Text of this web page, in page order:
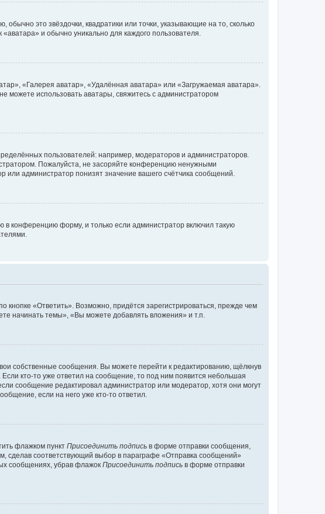
это звёздочки, квадратики или точки, указывающие на то, сколько
и обычно уникально для каждого пользователя.
«Галерея аватар», «Удалённая аватара» или «Загружаемая аватара».
можете использовать аватары, свяжитесь с администратором
пользователей: например, модераторов и администраторов.
Пожалуйста, не засоряйте конференцию ненужными
администратор понизят значение вашего счётчика сообщений.
в конференцию форму, и только если администратор включил такую
«Ответить». Возможно, придётся зарегистрироваться, прежде чем
начинать темы», «Вы можете добавлять вложения» и т.п.
собственные сообщения. Вы можете перейти к редактированию, щёлкнув
кто-то уже ответил на сообщение, то под ним появится небольшая
сообщение редактировал администратор или модератор, хотя они могут
если на него уже кто-то ответил.
флажком пункт Присоединить подпись в форме отправки сообщения,
сделав соответствующий выбор в параграфе «Отправка сообщений»
сообщениях, убрав флажок Присоединить подпись в форме отправки